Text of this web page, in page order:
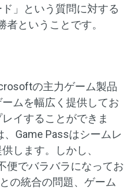
」という質問に対する
ということです。
の主力ゲーム製品
ムを幅広く提供してお
イすることができま
Game Passはシームレ
します。しかし、
便でバラバラになってお
の統合の問題、ゲーム